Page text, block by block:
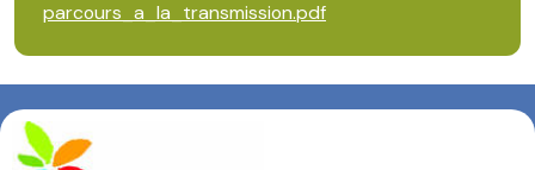
parcours_a_la_transmission.pdf